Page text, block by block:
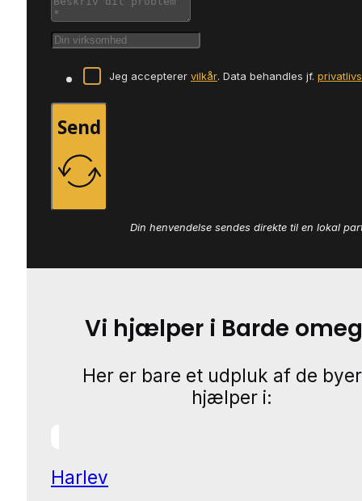
Jeg accepterer vilkår. Data behandles jf.
Send
Din henvendelse sendes direkte til en lokal
Vi hjælper i Barde
Her er bare et udpluk af de
hjælper i:
Harlev